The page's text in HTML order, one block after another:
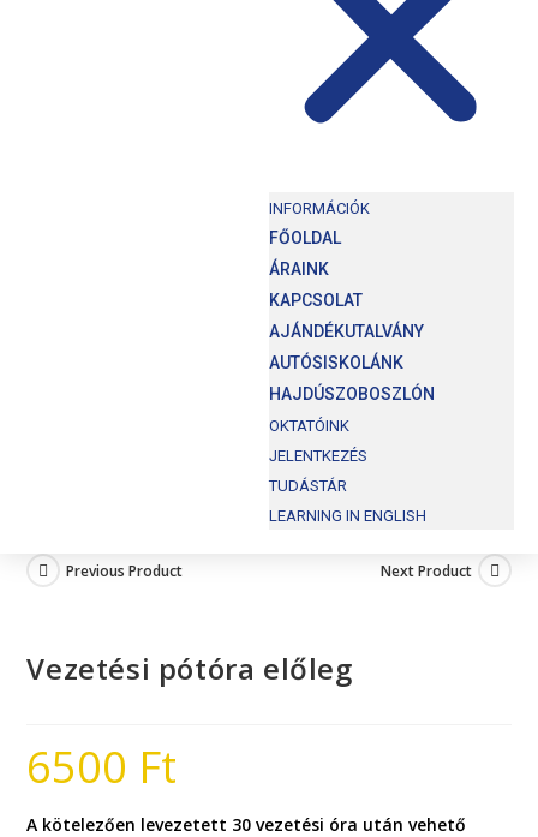
INFORMÁCIÓK
FŐOLDAL
ÁRAINK
KAPCSOLAT
AJÁNDÉKUTALVÁNY
AUTÓSISKOLÁNK
HAJDÚSZOBOSZLÓN
OKTATÓINK
JELENTKEZÉS
TUDÁSTÁR
LEARNING IN ENGLISH
Previous Product Next Product
Vezetési pótóra előleg
6500 Ft
A kötelezően levezetett 30 vezetési óra után vehető